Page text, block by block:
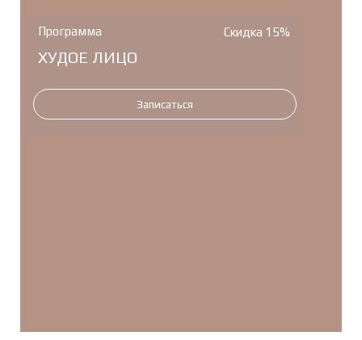
Скидка 15%
Записаться
ХУДОЕ ЛИЦО
Программа